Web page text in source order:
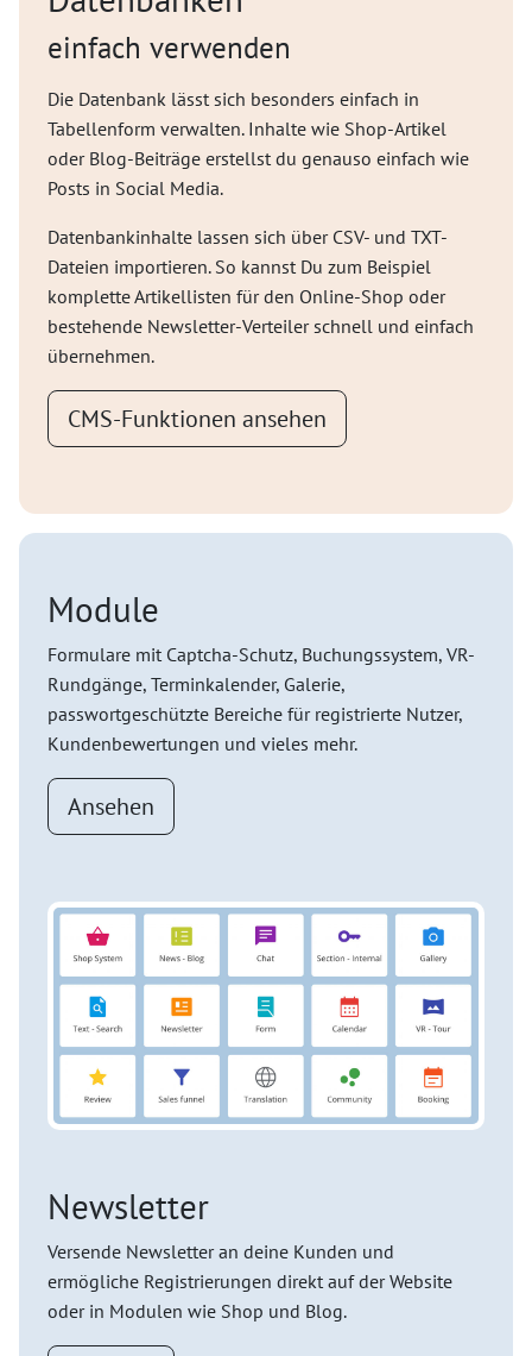
einfach verwenden
Die Datenbank lässt sich besonders einfach in
Tabellenform verwalten. Inhalte wie Shop-Artikel
oder Blog-Beiträge erstellst du genauso einfach wie
Posts in Social Media.
Datenbankinhalte lassen sich über CSV- und TXT-
Dateien importieren. So kannst Du zum Beispiel
komplette Artikellisten für den Online-Shop oder
bestehende Newsletter-Verteiler schnell und einfach
übernehmen.
CMS-Funktionen ansehen
Module
Formulare mit Captcha-Schutz, Buchungssystem, VR-
Rundgänge, Terminkalender, Galerie,
passwortgeschützte Bereiche für registrierte Nutzer,
Kundenbewertungen und vieles mehr.
Ansehen
Newsletter
Versende Newsletter an deine Kunden und
ermögliche Registrierungen direkt auf der Website
oder in Modulen wie Shop und Blog.